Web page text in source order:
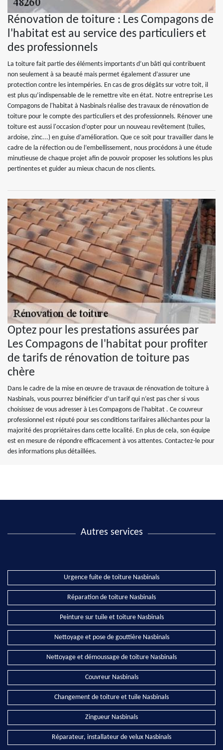
Rénovation de toiture : Les Compagons de
l'habitat est au service des particuliers et
des professionnels
La toiture fait partie des éléments importants d’un bâti qui contribuent
non seulement à sa beauté mais permet également d’assurer une
protection contre les intempéries. En cas de gros dégâts sur votre toit, il
est plus qu’indispensable de le remettre vite en état. Notre entreprise Les
Compagons de l'habitat à Nasbinals réalise des travaux de rénovation de
toiture pour le compte des particuliers et des professionnels. Rénover une
toiture est aussi l'occasion d’opter pour un nouveau revêtement (tuiles,
ardoise, zinc...) en guise d’amélioration. Que ce soit pour travailler dans le
cadre de la réfection ou de l’embellissement, nous procédons à une étude
minutieuse de chaque projet afin de pouvoir proposer les solutions les plus
pertinentes et guider au mieux chacun de nos clients.
Optez pour les prestations assurées par
Les Compagons de l'habitat pour profiter
de tarifs de rénovation de toiture pas
chère
Dans le cadre de la mise en œuvre de travaux de rénovation de toiture à
Nasbinals, vous pourrez bénéficier d’un tarif qui n’est pas cher si vous
choisissez de vous adresser à Les Compagons de l'habitat . Ce couvreur
professionnel est réputé pour ses conditions tarifaires alléchantes pour la
majorité des propriétaires dans cette localité. En plus de cela, son équipe
est en mesure de répondre efficacement à vos attentes. Contactez-le pour
des informations plus détaillées.
Autres services
Urgence fuite de toiture Nasbinals
Réparation de toiture Nasbinals
Peinture sur tuile et toiture Nasbinals
Nettoyage et pose de gouttière Nasbinals
Nettoyage et démoussage de toiture Nasbinals
Couvreur Nasbinals
Changement de toiture et tuile Nasbinals
Zingueur Nasbinals
Réparateur, installateur de velux Nasbinals